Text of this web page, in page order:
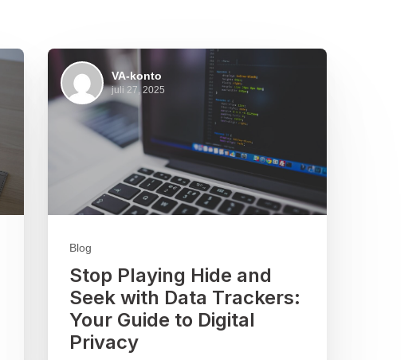
VA-konto
juli 27, 2025
Blog
Stop Playing Hide and
Seek with Data Trackers:
Your Guide to Digital
Privacy